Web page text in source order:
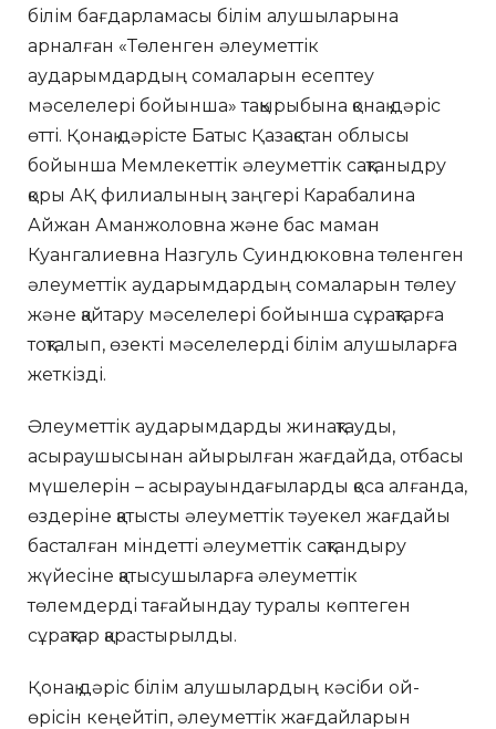
білім бағдарламасы білім алушыларына
арналған «Төленген әлеуметтік
аударымдардың сомаларын есептеу
мәселелері бойынша» тақырыбына қонақ дәріс
өтті. Қонақ дәрісте Батыс Қазақстан облысы
бойынша Мемлекеттік әлеуметтік сақтаныдру
қоры АҚ филиалының заңгері Карабалина
Айжан Аманжоловна және бас маман
Куангалиевна Назгуль Суиндюковна төленген
әлеуметтік аударымдардың сомаларын төлеу
және қайтару мәселелері бойынша сұрақтарға
тоқталып, өзекті мәселелерді білім алушыларға
жеткізді.
Әлеуметтік аударымдарды жинақтауды,
асыраушысынан айырылған жағдайда, отбасы
мүшелерін – асырауындағыларды қоса алғанда,
өздеріне қатысты әлеуметтік тәуекел жағдайы
басталған міндетті әлеуметтік сақтандыру
жүйесіне қатысушыларға әлеуметтік
төлемдерді тағайындау туралы көптеген
сұрақтар қарастырылды.
Қонақ дәріс білім алушылардың кәсіби ой-
өрісін кеңейтіп, әлеуметтік жағдайларын